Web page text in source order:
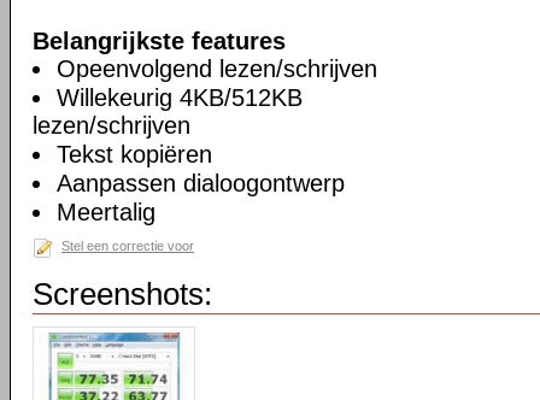
Belangrijkste features
Opeenvolgend lezen/schrijven
Willekeurig 4KB/512KB
lezen/schrijven
Tekst kopiëren
Aanpassen dialoogontwerp
Meertalig
Stel een correctie voor
Screenshots: